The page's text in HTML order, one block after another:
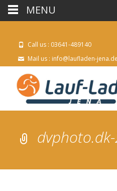
Call us : 03641-489140
Mail us : info@laufladen-jena.de
MENU